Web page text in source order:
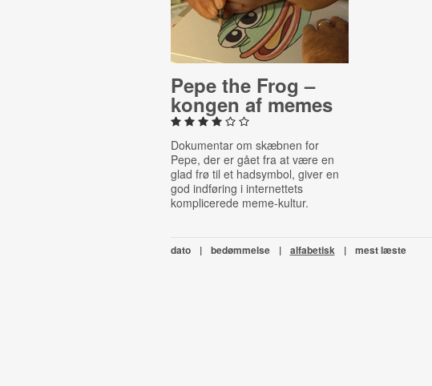
Pepe the Frog –
kongen af memes
Dokumentar om skæbnen for
Pepe, der er gået fra at være en
glad frø til et hadsymbol, giver en
god indføring i internettets
komplicerede meme-kultur.
dato | bedømmelse | alfabetisk | mest læste